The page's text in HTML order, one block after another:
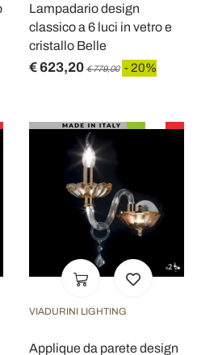
Lampadario design
classico a 6 luci in vetro e
cristallo Belle
€ 623,20 € 779,00 - 20%
VIADURINI LIGHTING
Applique da parete design